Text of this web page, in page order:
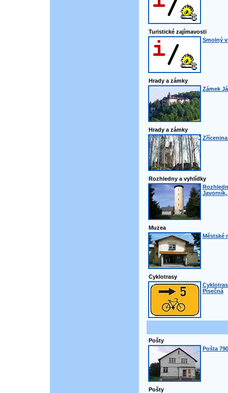
Turistické zajímavosti
Smolný
Hrady a zámky
Zámek
Hrady a zámky
Rozhledny a vyhlídky
Javorník,
Muzea
Městské
Cyklotrasy
Písečná
Pošty
Pošta
Pošty